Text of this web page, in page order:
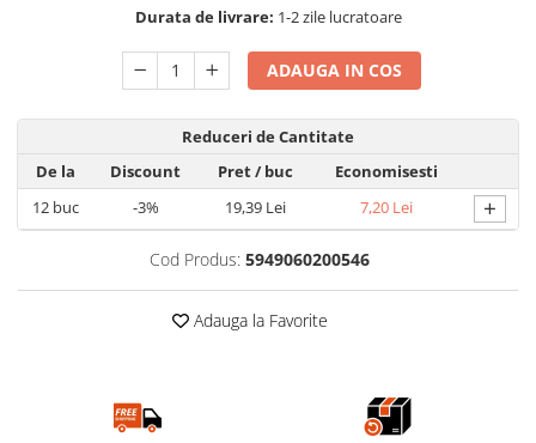
Durata de livrare: 1-2 zile lucratoare
ADAUGA IN COS
Reduceri de Cantitate
De la
Discount Pret/ buc
Economisesti
12buc -3% 19,39 Lei 7,20 Lei +
Cod Produs: 5949060200546
Adauga la Favorite